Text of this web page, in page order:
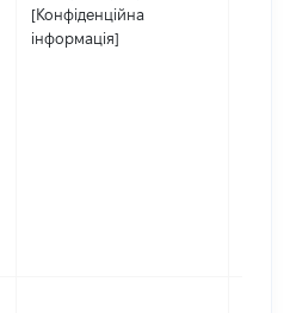
[Конфіденційна
інформація]